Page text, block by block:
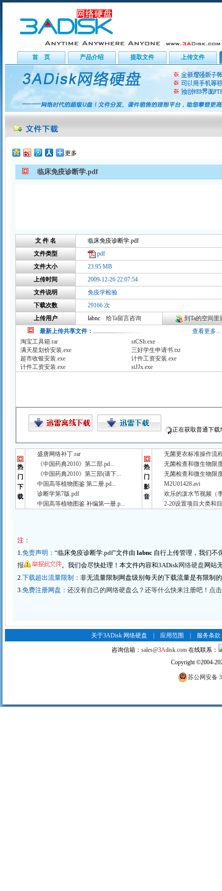
首 页 产品介绍 提取文件 上传文件
更多
临床免疫诊断学.pdf
文 件 名
临床免疫诊断学.pdf
文件类型
pdf
文件大小
23.95 MB
上传时间
2009-12-26 22:07:54
文件说明
免疫学检验
下载次数
29166 次
上传用户
labnc 给Ta留言咨询
到Ta的空间里
最新上传共享文件：
查看更多...
淘宝工具箱.rar
stCSh.exe
满天星划价安装.exe
三好学生申请书.txt
超市收银安装.exe
计件工资安装.exe
计件工资安装.exe
stJJx.exe
热
门
下
载
盛唐网络补丁.rar
《中国药典2010》第二部.pd...
《中国药典2010》第三部(请下...
中国高等植物图鉴 第二册.pd...
诊断学第7版.pdf
中国高等植物图鉴 补编第一册.p...
热
门
影
音
无菌更衣标准操作流
无菌检查和微生物限
无菌检查和微生物限
M2U01428.avi
欢乐的泼水节视频（
2-20设置项目大类和
注：
1.免责声明：“临床免疫诊断学.pdf”文件由labnc 自行上传管理，我们不
报
。我们会尽快处理！本文件内容和3ADisk网络硬盘 网站
2.下载超出流量限制：非无流量限制网盘级别每天的下载流量是有限制
3.免费注册网盘：还没有自己的网络硬盘么？还等什么快来注册吧！点
关于3ADisk 网络硬盘 |应用范围 服务条款
咨询信箱：sales@3Adisk.com 在线联系：
Copyright©2004-
苏公网安备